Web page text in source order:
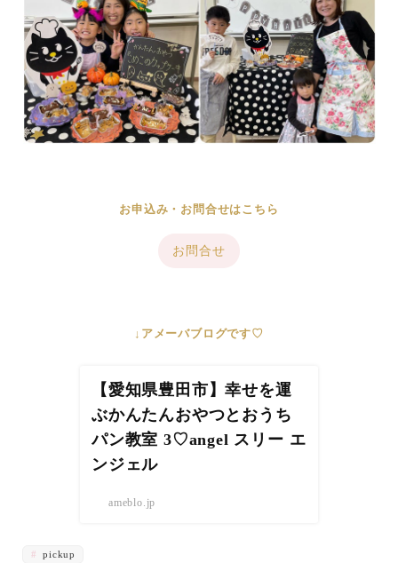
お申込み・お問合せはこちら
お問合せ
↓アメーバブログです♡
【愛知県豊田市】幸せを運
ぶかんたんおやつとおうち
パン教室 3♡angel スリー エ
ンジェル
ameblo.jp
pickup